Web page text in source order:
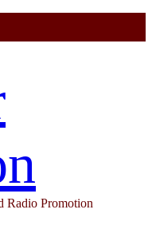
Radio Promotion